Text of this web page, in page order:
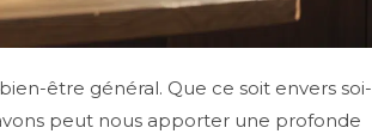
être général. Que ce soit envers soi-
peut nous apporter une profonde